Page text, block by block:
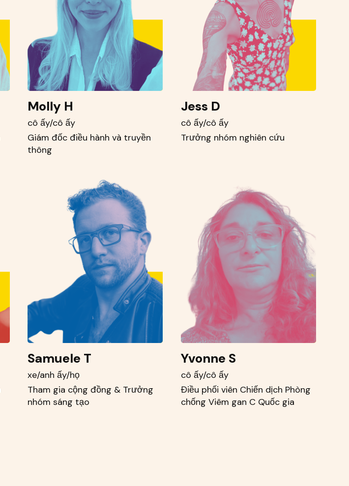
Molly H
cô ấy/cô ấy
Giám đốc điều hành và truyền
thông
Jess D
cô ấy/cô ấy
Trưởng nhóm nghiên cứu
Samuele T
xe/anh ấy/họ
Tham gia cộng đồng & Trưởng
nhóm sáng tạo
Yvonne S
cô ấy/cô ấy
Điều phối viên Chiến dịch Phòng
chống Viêm gan C Quốc gia